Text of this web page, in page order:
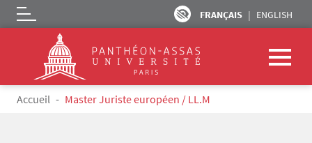
Aller au contenu principal
FRANÇAIS ENGLISH
Logo
Fil d'Ariane
Accueil Master Juriste européen / LL.M